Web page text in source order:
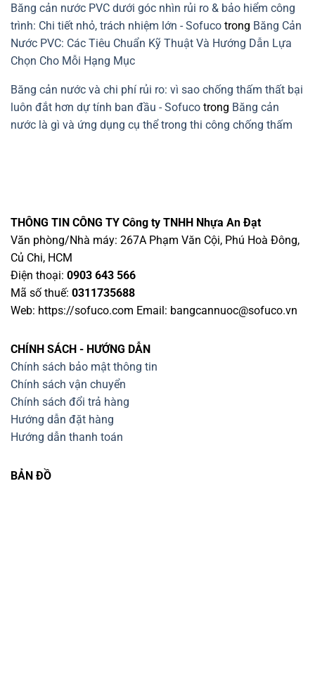
Băng cản nước PVC dưới góc nhìn rủi ro & bảo hiểm công
trình: Chi tiết nhỏ, trách nhiệm lớn - Sofuco trong Băng Cản
Nước PVC: Các Tiêu Chuẩn Kỹ Thuật Và Hướng Dẫn Lựa
Chọn Cho Mỗi Hạng Mục
Băng cản nước và chi phí rủi ro: vì sao chống thấm thất bại
luôn đắt hơn dự tính ban đầu - Sofuco trong Băng cản
nước là gì và ứng dụng cụ thể trong thi công chống thấm
THÔNG TIN CÔNG TY Công ty TNHH Nhựa An Đạt
Văn phòng/Nhà máy: 267A Phạm Văn Cội, Phú Hoà Đông,
Củ Chi, HCM
Điện thoại: 0903 643 566
Mã số thuế: 0311735688
Web: https://sofuco.com Email: bangcannuoc@sofuco.vn
CHÍNH SÁCH - HƯỚNG DẪN
Chính sách bảo mật thông tin
Chính sách vận chuyển
Chính sách đổi trả hàng
Hướng dẫn đặt hàng
Hướng dẫn thanh toán
BẢN ĐỒ